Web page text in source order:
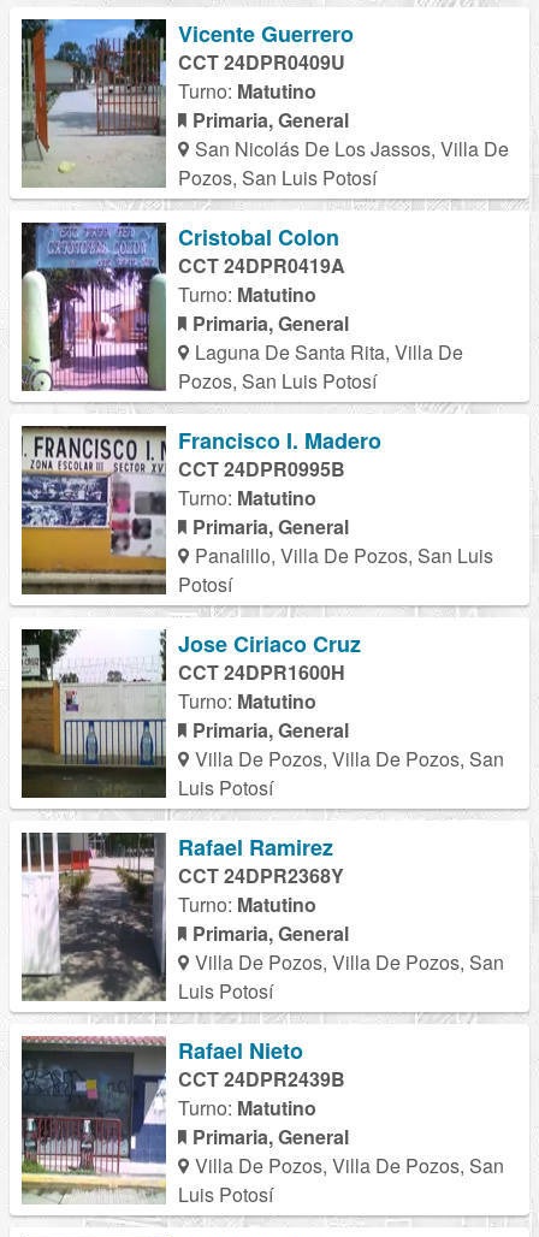
Vicente Guerrero
CCT 24DPR0409U
Turno: Matutino
Primaria, General
San Nicolás De Los Jassos, Villa De
Pozos, San Luis Potosí
Cristobal Colon
CCT 24DPR0419A
Turno: Matutino
Primaria, General
Laguna De Santa Rita, Villa De
Pozos, San Luis Potosí
Francisco I. Madero
CCT 24DPR0995B
Turno: Matutino
Primaria, General
Panalillo, Villa De Pozos, San Luis
Potosí
Jose Ciriaco Cruz
CCT 24DPR1600H
Turno: Matutino
Primaria, General
Villa De Pozos, Villa De Pozos, San
Luis Potosí
Rafael Ramirez
CCT 24DPR2368Y
Turno: Matutino
Primaria, General
Villa De Pozos, Villa De Pozos, San
Luis Potosí
Rafael Nieto
CCT 24DPR2439B
Turno: Matutino
Primaria, General
Villa De Pozos, Villa De Pozos, San
Luis Potosí